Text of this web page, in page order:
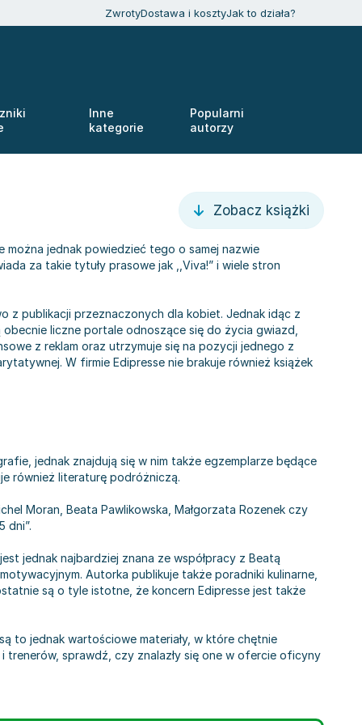
ZwrotyDostawa i kosztyJak to działa?
Inne
kategorie
Popularni
autorzy
Zobacz książki
można jednak powiedzieć tego o samej nazwie
za takie tytuły prasowe jak ,,Viva!” i wiele stron
z publikacji przeznaczonych dla kobiet. Jednak idąc z
liczne portale odnoszące się do życia gwiazd,
z reklam oraz utrzymuje się na pozycji jednego z
W firmie Edipresse nie brakuje również książek
jednak znajdują się w nim także egzemplarze będące
również literaturę podróżniczą.
Moran, Beata Pawlikowska, Małgorzata Rozenek czy
dni”.
jednak najbardziej znana ze współpracy z Beatą
Autorka publikuje także poradniki kulinarne,
są o tyle istotne, że koncern Edipresse jest także
to jednak wartościowe materiały, w które chętnie
trenerów, sprawdź, czy znalazły się one w ofercie oficyny